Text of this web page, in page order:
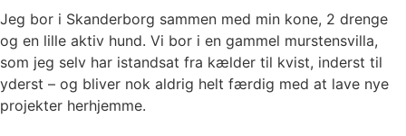
Jeg bor i Skanderborg sammen med min kone, 2 drenge
og en lille aktiv hund. Vi bor i en gammel murstensvilla,
som jeg selv har istandsat fra kælder til kvist, inderst til
yderst – og bliver nok aldrig helt færdig med at lave nye
projekter herhjemme.